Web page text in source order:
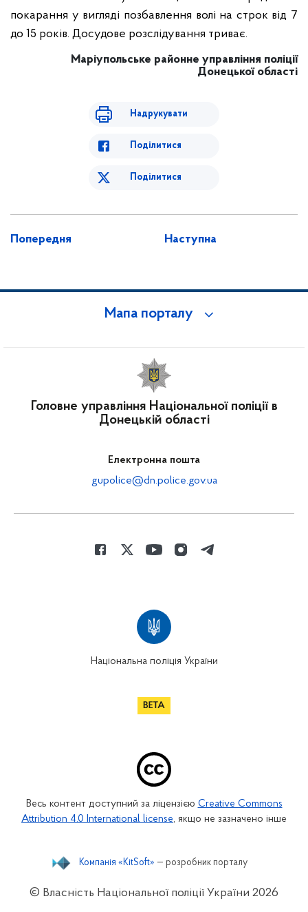
покарання у вигляді позбавлення волі на строк від 7
до 15 років. Досудове розслідування триває.
Маріупольське районне управління поліції
Донецької області
Надрукувати
Поділитися
Поділитися
Попередня Наступна
Мапа порталу
Головне управління Національної поліції в
Донецькій області
Електронна пошта
gupolice@dn.police.gov.ua
Національна поліція України
Весь контент доступний за ліцензією Creative Commons
Attribution 4.0 International license, якщо не зазначено інше
© Власність Національної поліції України 2026
Компанія «KitSoft» — розробник порталу